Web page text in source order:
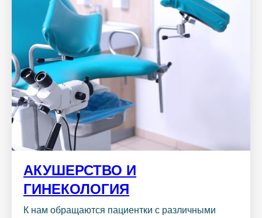
АКУШЕРСТВО И
ГИНЕКОЛОГИЯ
К нам обращаются пациентки с различными